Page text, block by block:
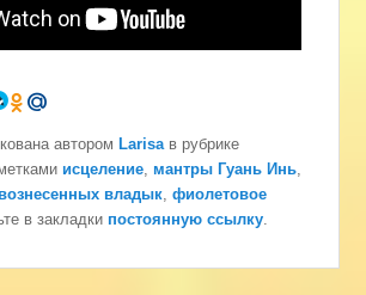
автором Larisa в рубрике
исцеление мантры Гуань Инь
владык ,фиолетовое
в закладки постоянную ссылку